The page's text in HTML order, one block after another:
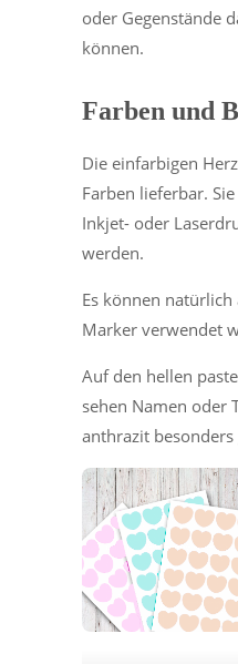
oder Gegenstände
können.
Farben und
Die einfarbigen
Farben lieferbar.
Inkjet- oder
werden.
Es können
Marker verwendet
Auf den hellen
sehen Namen oder
anthrazit besonders